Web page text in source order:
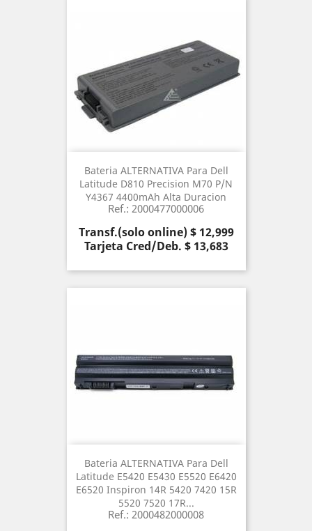
Bateria ALTERNATIVA Para Dell
Latitude D810 Precision M70 P/N
Y4367 4400mAh Alta Duracion
Ref.: 2000477000006
Precio
Transf.(solo online) $ 12,999
Tarjeta Cred/Deb. $ 13,683
Bateria ALTERNATIVA Para Dell
Latitude E5420 E5430 E5520 E6420
E6520 Inspiron 14R 5420 7420 15R
5520 7520 17R...
Ref.: 2000482000008